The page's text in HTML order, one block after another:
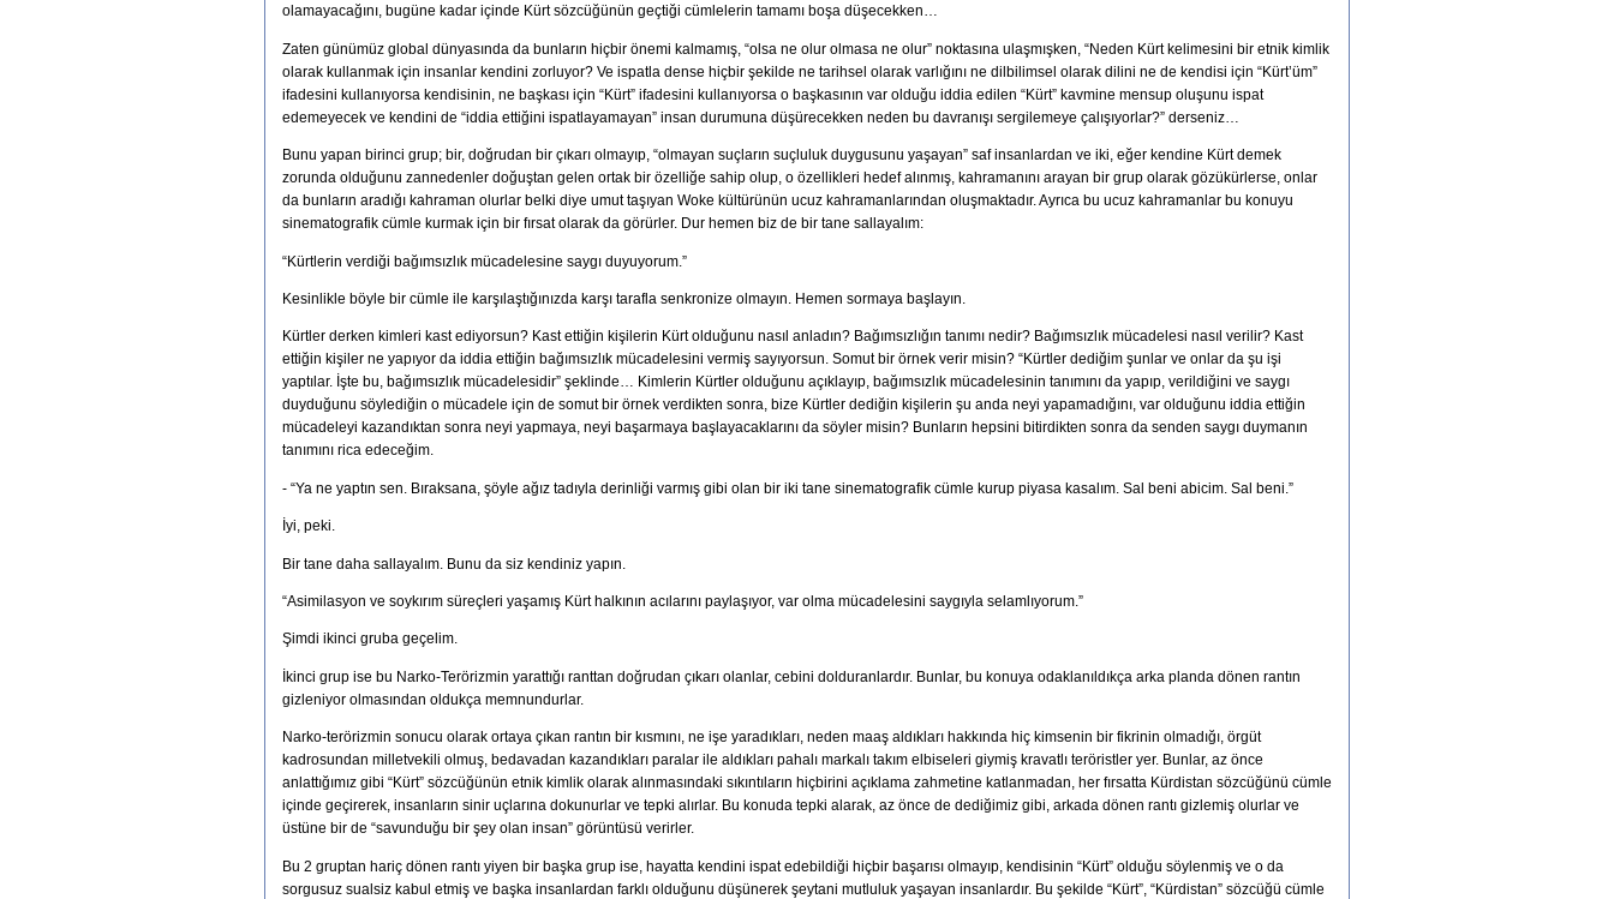
olamayacağını, bugüne kadar içinde Kürt sözcüğünün geçtiği cümlelerin tamamı boşa düşecekken…
Zaten günümüz global dünyasında da bunların hiçbir önemi kalmamış, “olsa ne olur olmasa ne olur” noktasına ulaşmışken, “Neden Kürt kelimesini bir etnik kimlik
olarak kullanmak için insanlar kendini zorluyor? Ve ispatla dense hiçbir şekilde ne tarihsel olarak varlığını ne dilbilimsel olarak dilini ne de kendisi için “Kürt’üm”
ifadesini kullanıyorsa kendisinin, ne başkası için “Kürt” ifadesini kullanıyorsa o başkasının var olduğu iddia edilen “Kürt” kavmine mensup oluşunu ispat
edemeyecek ve kendini de “iddia ettiğini ispatlayamayan” insan durumuna düşürecekken neden bu davranışı sergilemeye çalışıyorlar?” derseniz…
Bunu yapan birinci grup; bir, doğrudan bir çıkarı olmayıp, “olmayan suçların suçluluk duygusunu yaşayan” saf insanlardan ve iki, eğer kendine Kürt demek
zorunda olduğunu zannedenler doğuştan gelen ortak bir özelliğe sahip olup, o özellikleri hedef alınmış, kahramanını arayan bir grup olarak gözükürlerse, onlar
da bunların aradığı kahraman olurlar belki diye umut taşıyan Woke kültürünün ucuz kahramanlarından oluşmaktadır. Ayrıca bu ucuz kahramanlar bu konuyu
sinematografik cümle kurmak için bir fırsat olarak da görürler. Dur hemen biz de bir tane sallayalım:
“Kürtlerin verdiği bağımsızlık mücadelesine saygı duyuyorum.”
Kesinlikle böyle bir cümle ile karşılaştığınızda karşı tarafla senkronize olmayın. Hemen sormaya başlayın.
Kürtler derken kimleri kast ediyorsun? Kast ettiğin kişilerin Kürt olduğunu nasıl anladın? Bağımsızlığın tanımı nedir? Bağımsızlık mücadelesi nasıl verilir? Kast
ettiğin kişiler ne yapıyor da iddia ettiğin bağımsızlık mücadelesini vermiş sayıyorsun. Somut bir örnek verir misin? “Kürtler dediğim şunlar ve onlar da şu işi
yaptılar. İşte bu, bağımsızlık mücadelesidir” şeklinde… Kimlerin Kürtler olduğunu açıklayıp, bağımsızlık mücadelesinin tanımını da yapıp, verildiğini ve saygı
duyduğunu söylediğin o mücadele için de somut bir örnek verdikten sonra, bize Kürtler dediğin kişilerin şu anda neyi yapamadığını, var olduğunu iddia ettiğin
mücadeleyi kazandıktan sonra neyi yapmaya, neyi başarmaya başlayacaklarını da söyler misin? Bunların hepsini bitirdikten sonra da senden saygı duymanın
tanımını rica edeceğim.
- “Ya ne yaptın sen. Bıraksana, şöyle ağız tadıyla derinliği varmış gibi olan bir iki tane sinematografik cümle kurup piyasa kasalım. Sal beni abicim. Sal beni.”
İyi, peki.
Bir tane daha sallayalım. Bunu da siz kendiniz yapın.
“Asimilasyon ve soykırım süreçleri yaşamış Kürt halkının acılarını paylaşıyor, var olma mücadelesini saygıyla selamlıyorum.”
Şimdi ikinci gruba geçelim.
İkinci grup ise bu Narko-Terörizmin yarattığı ranttan doğrudan çıkarı olanlar, cebini dolduranlardır. Bunlar, bu konuya odaklanıldıkça arka planda dönen rantın
gizleniyor olmasından oldukça memnundurlar.
Narko-terörizmin sonucu olarak ortaya çıkan rantın bir kısmını, ne işe yaradıkları, neden maaş aldıkları hakkında hiç kimsenin bir fikrinin olmadığı, örgüt
kadrosundan milletvekili olmuş, bedavadan kazandıkları paralar ile aldıkları pahalı markalı takım elbiseleri giymiş kravatlı teröristler yer. Bunlar, az önce
anlattığımız gibi “Kürt” sözcüğünün etnik kimlik olarak alınmasındaki sıkıntıların hiçbirini açıklama zahmetine katlanmadan, her fırsatta Kürdistan sözcüğünü cümle
içinde geçirerek, insanların sinir uçlarına dokunurlar ve tepki alırlar. Bu konuda tepki alarak, az önce de dediğimiz gibi, arkada dönen rantı gizlemiş olurlar ve
üstüne bir de “savunduğu bir şey olan insan” görüntüsü verirler.
Bu 2 gruptan hariç dönen rantı yiyen bir başka grup ise, hayatta kendini ispat edebildiği hiçbir başarısı olmayıp, kendisinin “Kürt” olduğu söylenmiş ve o da
sorgusuz sualsiz kabul etmiş ve başka insanlardan farklı olduğunu düşünerek şeytani mutluluk yaşayan insanlardır. Bu şekilde “Kürt”, “Kürdistan” sözcüğü cümle